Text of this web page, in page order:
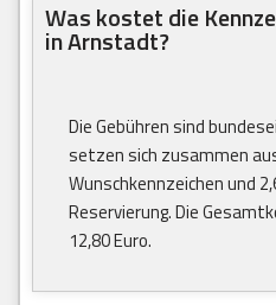
Was kostet die
in Arnstadt?
Die Gebühren sind
setzen sich zusammen
Wunschkennzeichen und
Reservierung. Die
12,80 Euro.